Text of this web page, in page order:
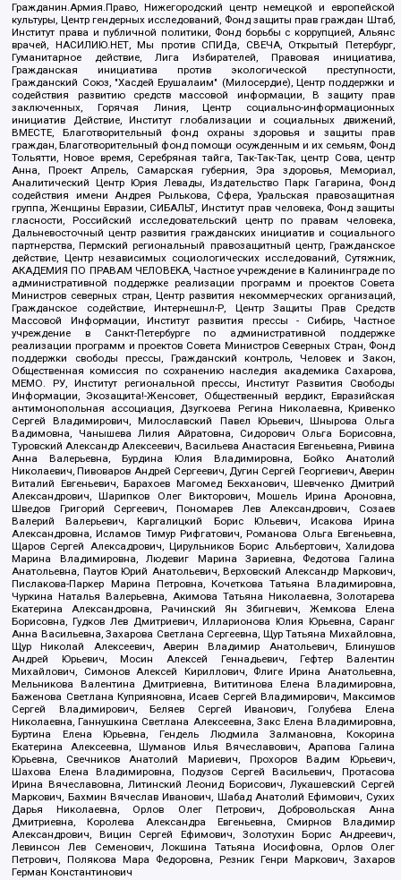
Гражданин.Армия.Право, Нижегородский центр немецкой и европейской
культуры, Центр гендерных исследований, Фонд защиты прав граждан Штаб,
Институт права и публичной политики, Фонд борьбы с коррупцией, Альянс
врачей, НАСИЛИЮ.НЕТ, Мы против СПИДа, СВЕЧА, Открытый Петербург,
Гуманитарное действие, Лига Избирателей, Правовая инициатива,
Гражданская инициатива против экологической преступности,
Гражданский Союз, "Хасдей Ерушалаим" (Милосердие), Центр поддержки и
содействия развитию средств массовой информации, В защиту прав
заключенных, Горячая Линия, Центр социально-информационных
инициатив Действие, Институт глобализации и социальных движений,
ВМЕСТЕ, Благотворительный фонд охраны здоровья и защиты прав
граждан, Благотворительный фонд помощи осужденным и их семьям, Фонд
Тольятти, Новое время, Серебряная тайга, Так-Так-Так, центр Сова, центр
Анна, Проект Апрель, Самарская губерния, Эра здоровья, Мемориал,
Аналитический Центр Юрия Левады, Издательство Парк Гагарина, Фонд
содействия имени Андрея Рылькова, Сфера, Уральская правозащитная
группа, Женщины Евразии, СИБАЛЬТ, Институт прав человека, Фонд защиты
гласности, Российский исследовательский центр по правам человека,
Дальневосточный центр развития гражданских инициатив и социального
партнерства, Пермский региональный правозащитный центр, Гражданское
действие, Центр независимых социологических исследований, Сутяжник,
АКАДЕМИЯ ПО ПРАВАМ ЧЕЛОВЕКА, Частное учреждение в Калининграде по
административной поддержке реализации программ и проектов Совета
Министров северных стран, Центр развития некоммерческих организаций,
Гражданское содействие, Интернешнл-Р, Центр Защиты Прав Средств
Массовой Информации, Институт развития прессы - Сибирь, Частное
учреждение в Санкт-Петербурге по административной поддержке
реализации программ и проектов Совета Министров Северных Стран, Фонд
поддержки свободы прессы, Гражданский контроль, Человек и Закон,
Общественная комиссия по сохранению наследия академика Сахарова,
МЕМО. РУ, Институт региональной прессы, Институт Развития Свободы
Информации, Экозащита!-Женсовет, Общественный вердикт, Евразийская
антимонопольная ассоциация, Дзугкоева Регина Николаевна, Кривенко
Сергей Владимирович, Милославский Павел Юрьевич, Шнырова Ольга
Вадимовна, Чанышева Лилия Айратовна, Сидорович Ольга Борисовна,
Туровский Александр Алексеевич, Васильева Анастасия Евгеньевна, Ривина
Анна Валерьевна, Бурдина Юлия Владимировна, Бойко Анатолий
Николаевич, Пивоваров Андрей Сергеевич, Дугин Сергей Георгиевич, Аверин
Виталий Евгеньевич, Барахоев Магомед Бекханович, Шевченко Дмитрий
Александрович, Шарипков Олег Викторович, Мошель Ирина Ароновна,
Шведов Григорий Сергеевич, Пономарев Лев Александрович, Созаев
Валерий Валерьевич, Каргалицкий Борис Юльевич, Исакова Ирина
Александровна, Исламов Тимур Рифгатович, Романова Ольга Евгеньевна,
Щаров Сергей Алексадрович, Цирульников Борис Альбертович, Халидова
Марина Владимировна, Людевиг Марина Зариевна, Федотова Галина
Анатольевна, Паутов Юрий Анатольевич, Верховский Александр Маркович,
Пислакова-Паркер Марина Петровна, Кочеткова Татьяна Владимировна,
Чуркина Наталья Валерьевна, Акимова Татьяна Николаевна, Золотарева
Екатерина Александровна, Рачинский Ян Збигневич, Жемкова Елена
Борисовна, Гудков Лев Дмитриевич, Илларионова Юлия Юрьевна, Саранг
Анна Васильевна, Захарова Светлана Сергеевна, Щур Татьяна Михайловна,
Щур Николай Алексеевич, Аверин Владимир Анатольевич, Блинушов
Андрей Юрьевич, Мосин Алексей Геннадьевич, Гефтер Валентин
Михайлович, Симонов Алексей Кириллович, Флиге Ирина Анатольевна,
Мельникова Валентина Дмитриевна, Вититинова Елена Владимировна,
Баженова Светлана Куприяновна, Исаев Сергей Владимирович, Максимов
Сергей Владимирович, Беляев Сергей Иванович, Голубева Елена
Николаевна, Ганнушкина Светлана Алексеевна, Закс Елена Владимировна,
Буртина Елена Юрьевна, Гендель Людмила Залмановна, Кокорина
Екатерина Алексеевна, Шуманов Илья Вячеславович, Арапова Галина
Юрьевна, Свечников Анатолий Мариевич, Прохоров Вадим Юрьевич,
Шахова Елена Владимировна, Подузов Сергей Васильевич, Протасова
Ирина Вячеславовна, Литинский Леонид Борисович, Лукашевский Сергей
Маркович, Бахмин Вячеслав Иванович, Шабад Анатолий Ефимович, Сухих
Дарья Николаевна, Орлов Олег Петрович, Добровольская Анна
Дмитриевна, Королева Александра Евгеньевна, Смирнов Владимир
Александрович, Вицин Сергей Ефимович, Золотухин Борис Андреевич,
Левинсон Лев Семенович, Локшина Татьяна Иосифовна, Орлов Олег
Петрович, Полякова Мара Федоровна, Резник Генри Маркович, Захаров
Герман Константинович